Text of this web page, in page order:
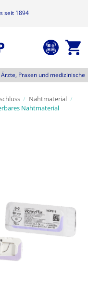
seit 1894
Praxen und medizinische
/ Nahtmaterial /
Nahtmaterial